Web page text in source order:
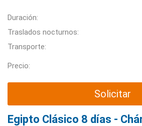
Duración:
Traslados nocturnos:
Transporte:
Precio:
Solicitar
Egipto Clásico 8 días -